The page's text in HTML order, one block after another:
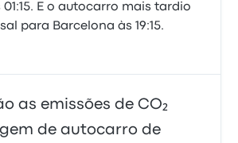
E o autocarro mais tardio
para Barcelona às 19:15.
as emissões de CO₂
de autocarro de